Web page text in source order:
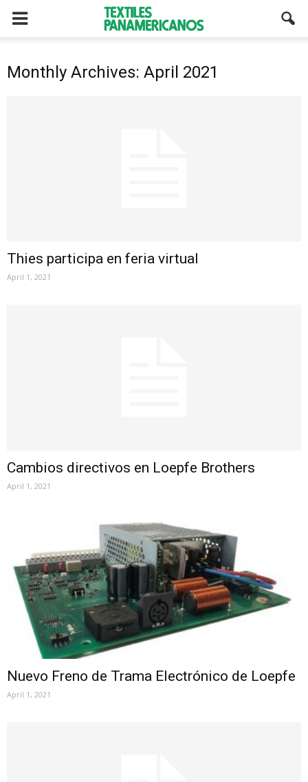
Monthly Archives: April 2021
Thies participa en feria virtual
April 1, 2021
Cambios directivos en Loepfe Brothers
April 1, 2021
Nuevo Freno de Trama Electrónico de Loepfe
April 1, 2021